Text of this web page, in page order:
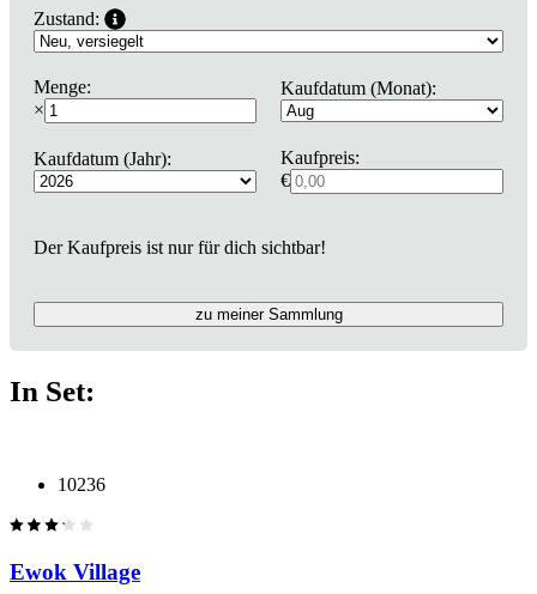
Zustand:
Menge:
×
Kaufdatum (Monat):
Kaufdatum (Jahr):
Kaufpreis:
€
Der Kaufpreis ist nur für dich sichtbar!
zu meiner Sammlung
In Set:
10236
Ewok Village